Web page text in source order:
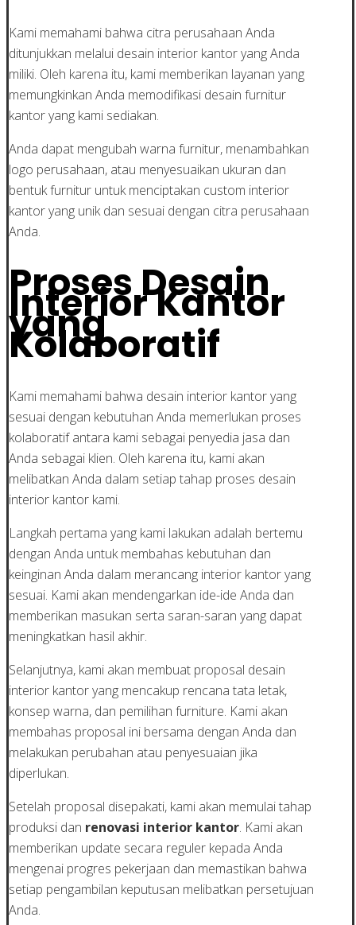
Kami memahami bahwa citra perusahaan Anda
ditunjukkan melalui desain interior kantor yang Anda
miliki. Oleh karena itu, kami memberikan layanan yang
memungkinkan Anda memodifikasi desain furnitur
kantor yang kami sediakan.
Anda dapat mengubah warna furnitur, menambahkan
logo perusahaan, atau menyesuaikan ukuran dan
bentuk furnitur untuk menciptakan custom interior
kantor yang unik dan sesuai dengan citra perusahaan
Anda.
Proses Desain
Interior Kantor
yang
Kolaboratif
Kami memahami bahwa desain interior kantor yang
sesuai dengan kebutuhan Anda memerlukan proses
kolaboratif antara kami sebagai penyedia jasa dan
Anda sebagai klien. Oleh karena itu, kami akan
melibatkan Anda dalam setiap tahap proses desain
interior kantor kami.
Langkah pertama yang kami lakukan adalah bertemu
dengan Anda untuk membahas kebutuhan dan
keinginan Anda dalam merancang interior kantor yang
sesuai. Kami akan mendengarkan ide-ide Anda dan
memberikan masukan serta saran-saran yang dapat
meningkatkan hasil akhir.
Selanjutnya, kami akan membuat proposal desain
interior kantor yang mencakup rencana tata letak,
konsep warna, dan pemilihan furniture. Kami akan
membahas proposal ini bersama dengan Anda dan
melakukan perubahan atau penyesuaian jika
diperlukan.
Setelah proposal disepakati, kami akan memulai tahap
produksi dan renovasi interior kantor. Kami akan
memberikan update secara reguler kepada Anda
mengenai progres pekerjaan dan memastikan bahwa
setiap pengambilan keputusan melibatkan persetujuan
Anda.